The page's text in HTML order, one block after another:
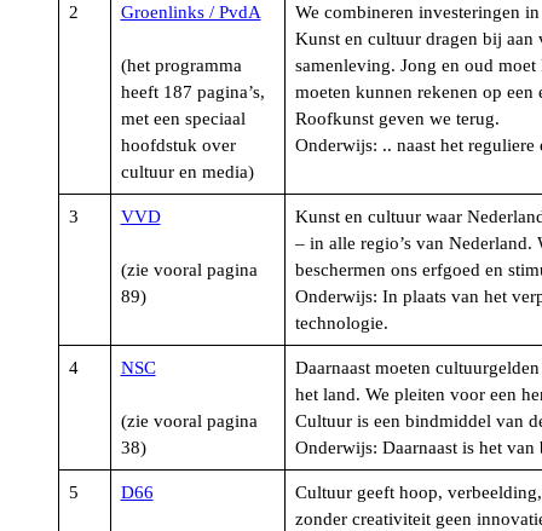
2 Groenlinks / PvdA
(het programma
heeft 187 pagina’s,
met een speciaal
hoofdstuk over
cultuur en media)
We combineren investeringen
Kunst en cultuur dragen bij
samenleving. Jong en oud
moeten kunnen rekenen op
Roofkunst geven we terug.
Onderwijs: .. naast het
3 VVD
(zie vooral pagina
89)
Kunst en cultuur waar
– in alle regio’s van
beschermen ons erfgoed en
Onderwijs: In plaats van het
technologie.
4 NSC
(zie vooral pagina
38)
Daarnaast moeten
het land. We pleiten voor een
Cultuur is een bindmiddel van
Onderwijs: Daarnaast is het
5 D66
Cultuur geeft hoop,
zonder creativiteit geen